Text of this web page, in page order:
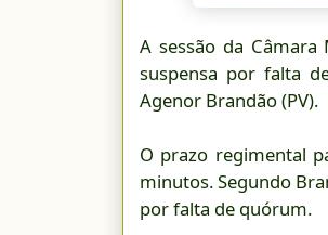
A sessão da Câmara
suspensa por falta
Agenor Brandão (PV).
O prazo regimental
minutos. Segundo
por falta de quórum.